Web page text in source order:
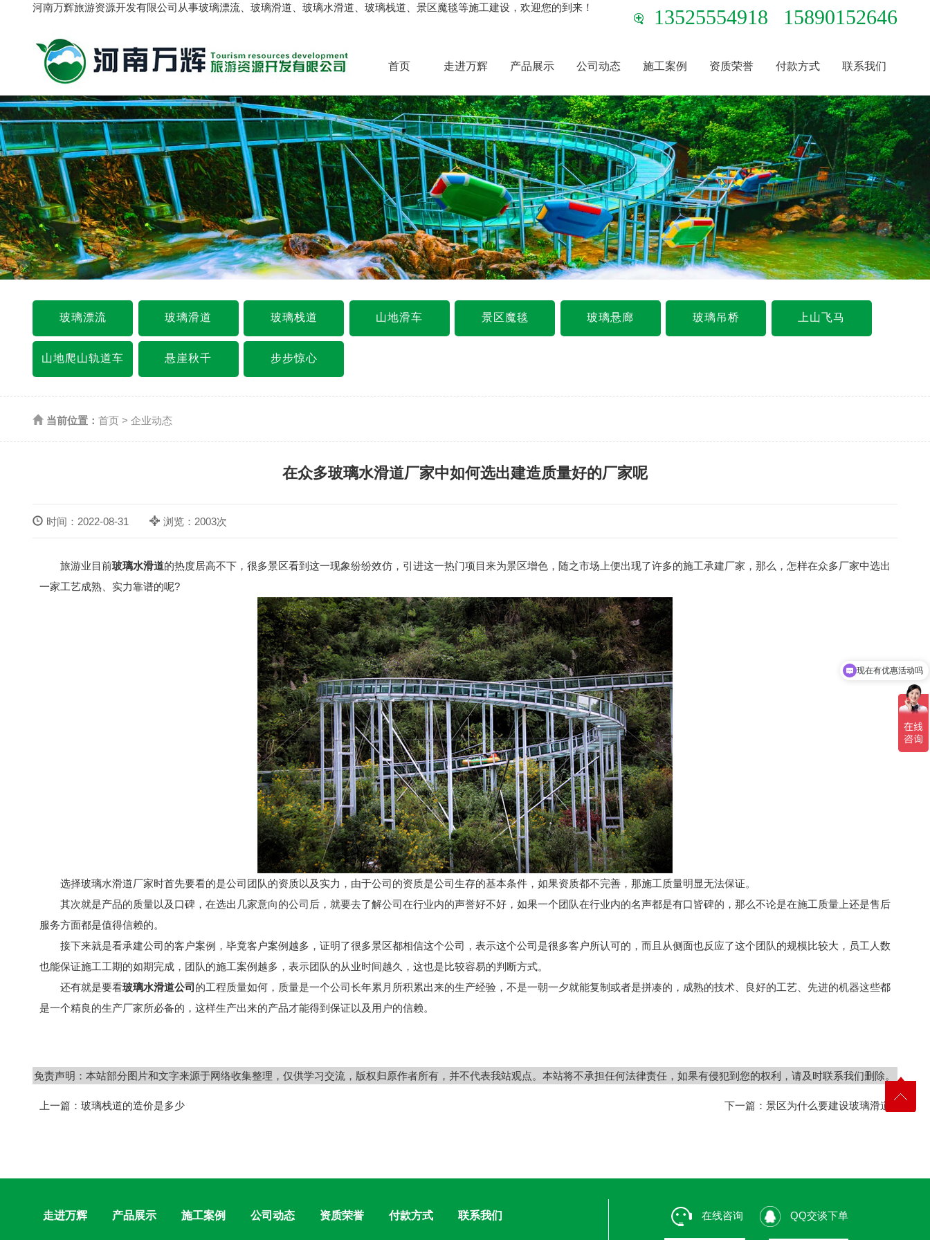
河南万辉旅游资源开发有限公司从事玻璃漂流、玻璃滑道、玻璃水滑道、玻璃栈道、景区魔毯等施工建设，欢迎您的到来！ 13525554918 15890152646
首页 走进万辉 产品展示 公司动态 施工案例 资质荣誉 付款方式 联系我们
玻璃漂流 玻璃滑道 玻璃栈道 山地滑车 景区魔毯 玻璃悬廊 玻璃吊桥 上山飞马
山地爬山轨道车 悬崖秋千 步步惊心
当前位置： 首页 > 企业动态
在众多玻璃水滑道厂家中如何选出建造质量好的厂家呢
时间：2022-08-31 浏览：2003次
旅游业目前玻璃水滑道的热度居高不下，很多景区看到这一现象纷纷效仿，引进这一热门项目来为景区增色，随之市场上便出现了许多的施工承建厂家，那么，怎样在众多厂家中选出
一家工艺成熟、实力靠谱的呢?
选择玻璃水滑道厂家时首先要看的是公司团队的资质以及实力，由于公司的资质是公司生存的基本条件，如果资质都不完善，那施工质量明显无法保证。
其次就是产品的质量以及口碑，在选出几家意向的公司后，就要去了解公司在行业内的声誉好不好，如果一个团队在行业内的名声都是有口皆碑的，那么不论是在施工质量上还是售后
服务方面都是值得信赖的。
接下来就是看承建公司的客户案例，毕竟客户案例越多，证明了很多景区都相信这个公司，表示这个公司是很多客户所认可的，而且从侧面也反应了这个团队的规模比较大，员工人数
也能保证施工工期的如期完成，团队的施工案例越多，表示团队的从业时间越久，这也是比较容易的判断方式。
还有就是要看玻璃水滑道公司 的工程质量如何，质量是一个公司长年累月所积累出来的生产经验，不是一朝一夕就能复制或者是拼凑的，成熟的技术、良好的工艺、先进的机器这些都
是一个精良的生产厂家所必备的，这样生产出来的产品才能得到保证以及用户的信赖。
免责声明：本站部分图片和文字来源于网络收集整理，仅供学习交流，版权归原作者所有，并不代表我站观点。本站将不承担任何法律责任，如果有侵犯到您的权利，请及时联系我们删除。
上一篇： 玻璃栈道的造价是多少 下一篇： 景区为什么要建设玻璃滑道
走进万辉 产品展示 施工案例 公司动态 资质荣誉 付款方式 联系我们 在线咨询 QQ交谈下单
现在有优惠活动吗